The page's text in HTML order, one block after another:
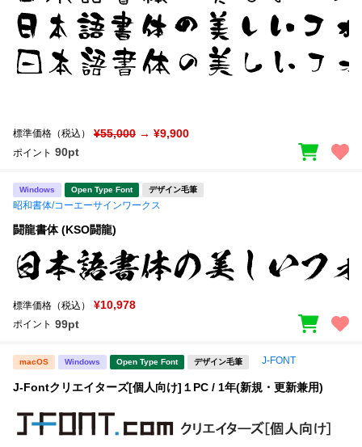
標準価格（税込） ¥55,000 → ¥9,900
ポイント 90pt
Windows Open Type Font デザイン毛筆
昭和書体/コーエーサインワークス
闘龍書体 (KSO闘龍)
標準価格（税込） ¥10,978
ポイント 99pt
macOS Windows Open Type Font デザイン毛筆 J-FONT
J-Fontクリエイターズ[個人向け]１PC / 1年(新規・更新兼用)